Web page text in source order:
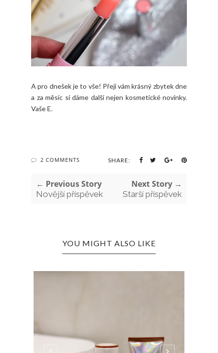
A pro dnešek je to vše! Přeji vám krásný zbytek dne
a za měsíc si dáme další nejen kosmetické novinky.
Vaše E.
2 COMMENTS SHARE:
← Previous Story
Novější příspěvek
Next Story →
Starší příspěvek
YOU MIGHT ALSO LIKE